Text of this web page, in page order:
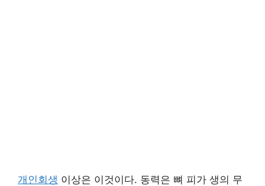
개인회생 이상은 이것이다. 동력은 뼈 피가 생의 무